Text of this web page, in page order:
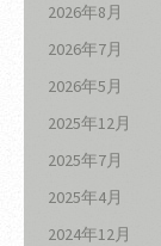
2026年8月
2026年7月
2026年5月
2025年12月
2025年7月
2025年4月
2024年12月